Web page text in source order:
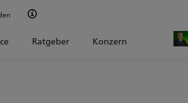
Ratgeber Konzern